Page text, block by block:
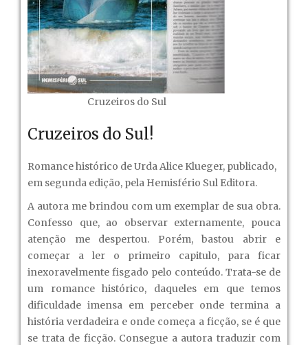
Cruzeiros do Sul
Cruzeiros do Sul!
Romance histórico de Urda Alice Klueger, publicado,
em segunda edição, pela Hemisfério Sul Editora.
A autora me brindou com um exemplar de sua obra.
Confesso que, ao observar externamente, pouca
atenção me despertou. Porém, bastou abrir e
começar a ler o primeiro capitulo, para ficar
inexoravelmente fisgado pelo conteúdo. Trata-se de
um romance histórico, daqueles em que temos
dificuldade imensa em perceber onde termina a
história verdadeira e onde começa a ficção, se é que
se trata de ficção. Consegue a autora traduzir com